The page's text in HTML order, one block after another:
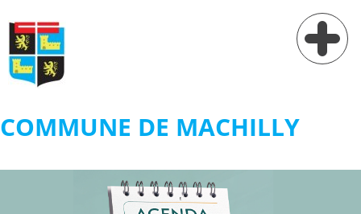
COMMUNE DE MACHILLY
Vie pratique